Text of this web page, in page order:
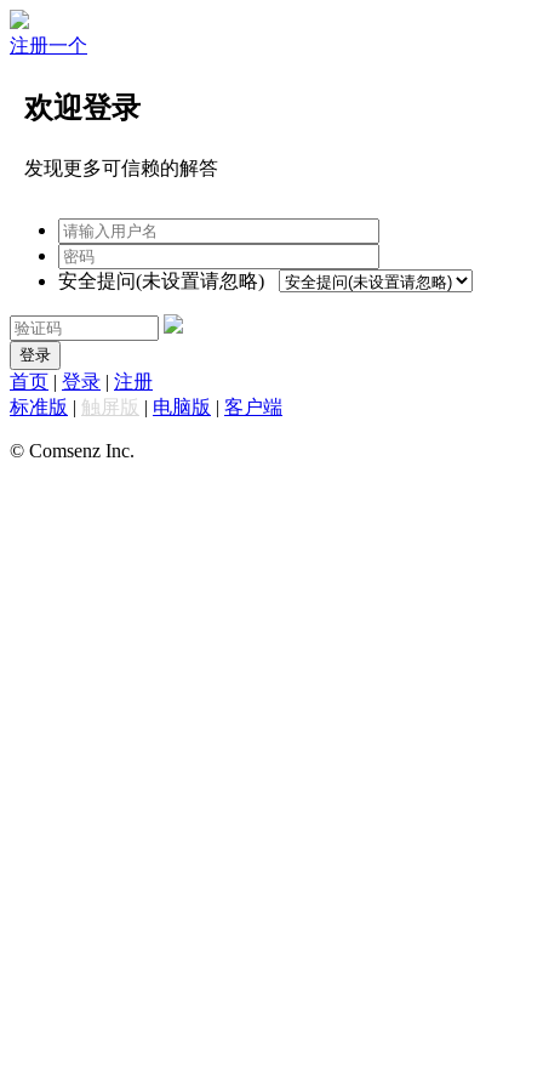
注册一个
欢迎登录
发现更多可信赖的解答
安全提问(未设置请忽略)
登录
首页 | 登录 | 注册
标准版 | 触屏版 | 电脑版 | 客户端
© Comsenz Inc.